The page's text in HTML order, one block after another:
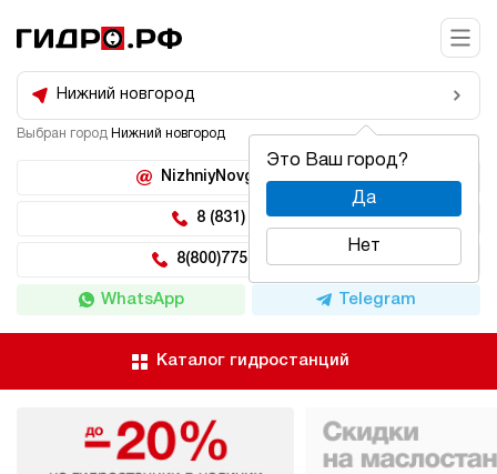
Нижний новгород
Это Ваш город?
Да
Нет
Выбран город Нижний новгород
NizhniyNovgorod@hidro.ru
8 (831) 266-47-71
8(800)775-04-62 доб 5
WhatsApp Telegram
Каталог гидростанций